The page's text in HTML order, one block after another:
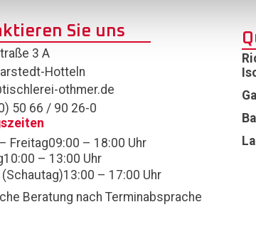
Sie uns
3 A
Hotteln
othmer.de
50 66 / 90 26-0
Freitag09:00 – 18:00 Uhr
10:00 – 13:00 Uhr
13:00 – 17:00 Uhr
Beratung nach Terminabsprache